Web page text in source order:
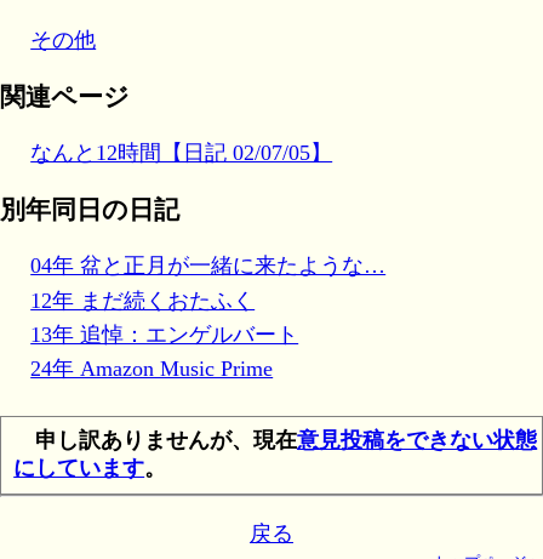
その他
関連ページ
なんと12時間【日記 02/07/05】
別年同日の日記
04年 盆と正月が一緒に来たような…
12年 まだ続くおたふく
13年 追悼：エンゲルバート
24年 Amazon Music Prime
申し訳ありませんが、現在意見投稿をできない状態
にしています。
戻る